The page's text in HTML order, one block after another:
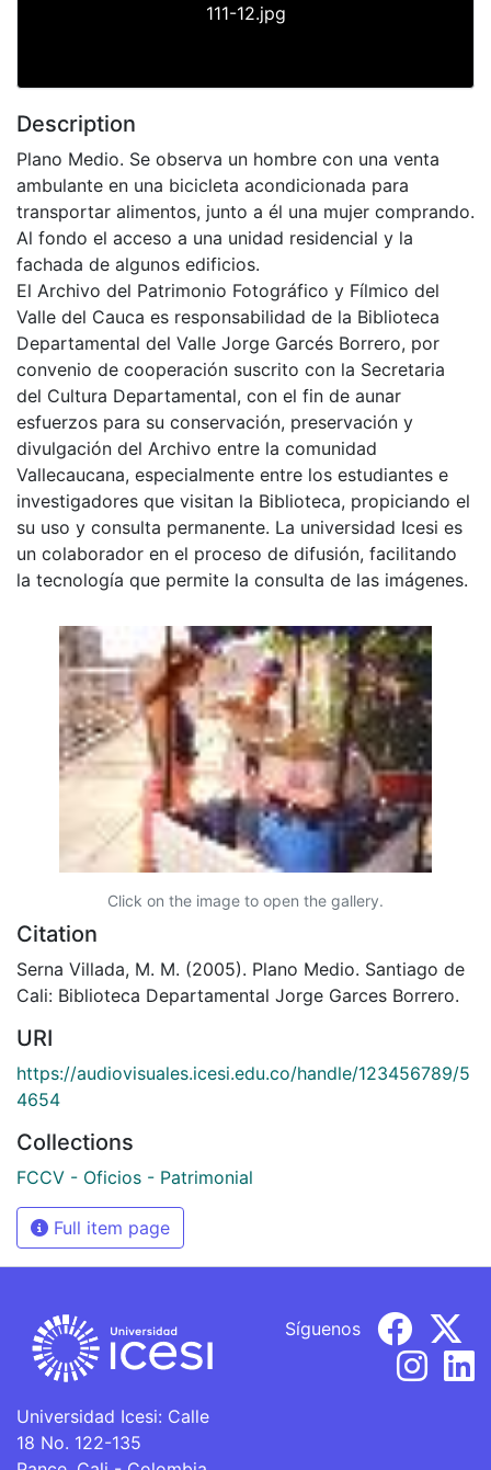
111-12.jpg
Description
Plano Medio. Se observa un hombre con una venta
ambulante en una bicicleta acondicionada para
transportar alimentos, junto a él una mujer comprando.
Al fondo el acceso a una unidad residencial y la
fachada de algunos edificios.
El Archivo del Patrimonio Fotográfico y Fílmico del
Valle del Cauca es responsabilidad de la Biblioteca
Departamental del Valle Jorge Garcés Borrero, por
convenio de cooperación suscrito con la Secretaria
del Cultura Departamental, con el fin de aunar
esfuerzos para su conservación, preservación y
divulgación del Archivo entre la comunidad
Vallecaucana, especialmente entre los estudiantes e
investigadores que visitan la Biblioteca, propiciando el
su uso y consulta permanente. La universidad Icesi es
un colaborador en el proceso de difusión, facilitando
la tecnología que permite la consulta de las imágenes.
Click on the image to open the gallery.
Citation
Serna Villada, M. M. (2005). Plano Medio. Santiago de
Cali: Biblioteca Departamental Jorge Garces Borrero.
URI
https://audiovisuales.icesi.edu.co/handle/123456789/5
4654
Collections
FCCV - Oficios - Patrimonial
Full item page
Universidad Icesi: Calle
18 No. 122-135
Síguenos